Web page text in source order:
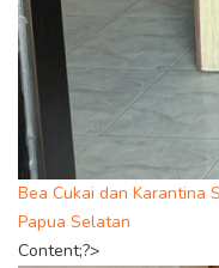
Bea Cukai dan Karantina
Papua Selatan
Content;?>